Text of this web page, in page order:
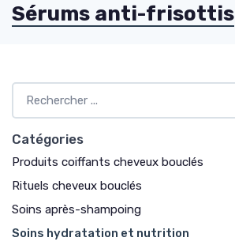
Sérums anti-frisottis
Catégories
Produits coiffants cheveux bouclés
Rituels cheveux bouclés
Soins après-shampoing
Soins hydratation et nutrition